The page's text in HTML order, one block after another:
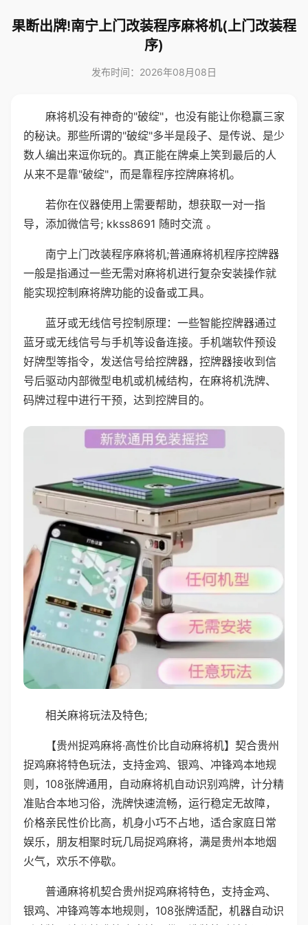
果断出牌!南宁上门改装程序麻将机(上门改装程
序)
发布时间：2026年08月08日
麻将机没有神奇的"破绽"，也没有能让你稳赢三家
的秘诀。那些所谓的"破绽"多半是段子、是传说、是少
数人编出来逗你玩的。真正能在牌桌上笑到最后的人
从来不是靠"破绽"，而是靠程序控牌麻将机。
若你在仪器使用上需要帮助，想获取一对一指
导，添加微信号; kkss8691 随时交流 。
南宁上门改装程序麻将机;普通麻将机程序控牌器
一般是指通过一些无需对麻将机进行复杂安装操作就
能实现控制麻将牌功能的设备或工具。
蓝牙或无线信号控制原理：一些智能控牌器通过
蓝牙或无线信号与手机等设备连接。手机端软件预设
好牌型等指令，发送信号给控牌器，控牌器接收到信
号后驱动内部微型电机或机械结构，在麻将机洗牌、
码牌过程中进行干预，达到控牌目的。
相关麻将玩法及特色;
【贵州捉鸡麻将·高性价比自动麻将机】契合贵州
捉鸡麻将特色玩法，支持金鸡、银鸡、冲锋鸡本地规
则，108张牌通用，自动麻将机自动识别鸡牌，计分精
准贴合本地习俗，洗牌快速流畅，运行稳定无故障，
价格亲民性价比高，机身小巧不占地，适合家庭日常
娱乐，朋友相聚时玩几局捉鸡麻将，满是贵州本地烟
火气，欢乐不停歇。
普通麻将机契合贵州捉鸡麻将特色，支持金鸡、
银鸡、冲锋鸡等本地规则，108张牌适配，机器自动识